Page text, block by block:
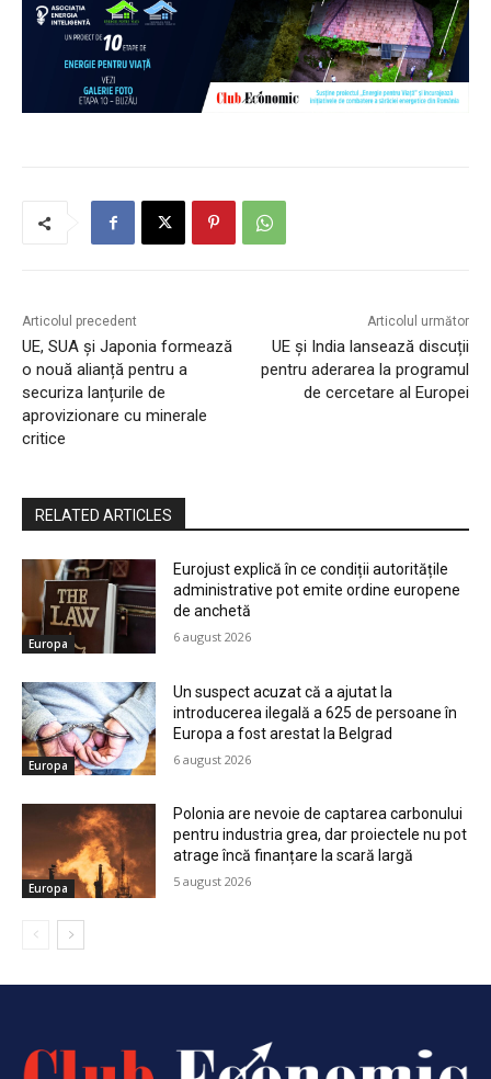
Articolul precedent
UE, SUA și Japonia formează
o nouă alianță pentru a
securiza lanțurile de
aprovizionare cu minerale
critice
Articolul următor
UE și India lansează discuții
pentru aderarea la programul
de cercetare al Europei
RELATED ARTICLES
Europa
Eurojust explică în ce condiții autoritățile
administrative pot emite ordine europene
de anchetă
6 august 2026
Europa
Un suspect acuzat că a ajutat la
introducerea ilegală a 625 de persoane în
Europa a fost arestat la Belgrad
6 august 2026
Europa
Polonia are nevoie de captarea carbonului
pentru industria grea, dar proiectele nu pot
atrage încă finanțare la scară largă
5 august 2026